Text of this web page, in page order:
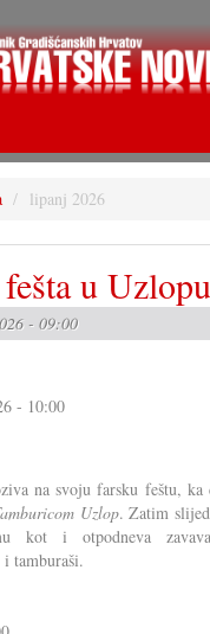
lipanj 2026
u Uzlopu
- 09:00
- 10:00
na svoju farsku feštu, ka
Uzlop. Zatim
kot i otpodneva
tamburaši.